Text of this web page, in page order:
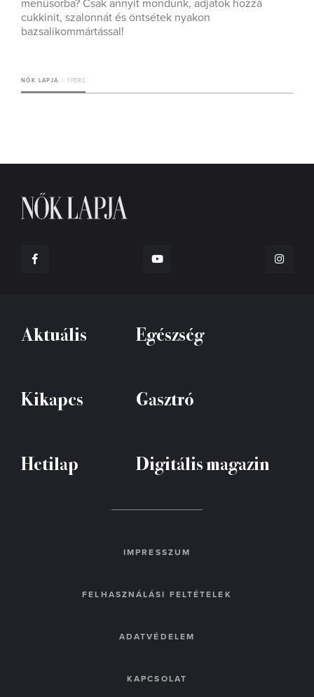
menüsorba? Csak annyit mondunk, adjatok hozzá
cukkinit, szalonnát és öntsétek nyakon
bazsalikommártással!
NŐK LAPJA 1 PERC
Aktuális Egészség
Kikapcs Gasztró
Hetilap Digitális magazin
IMPRESSZUM
FELHASZNÁLÁSI FELTÉTELEK
ADATVÉDELEM
KAPCSOLAT